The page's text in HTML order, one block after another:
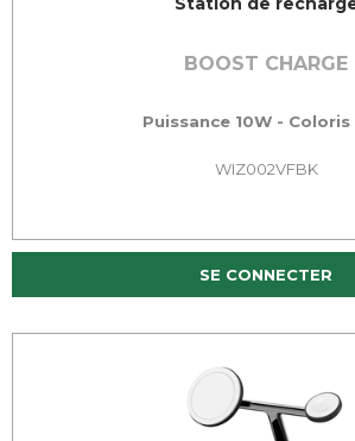
BOOST CHARGE
Puissance 10W - Coloris
WIZ002VFBK
SE CONNECTER